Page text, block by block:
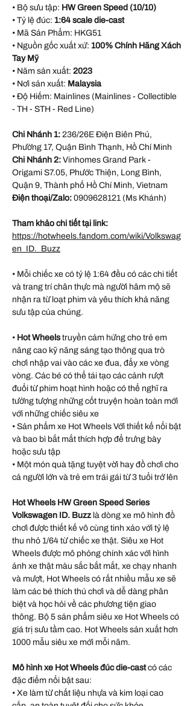
• Bộ sưu tập: HW Green Speed (10/10)
• Tỷ lệ đúc: 1:64 scale die-cast
• Mã Sản Phẩm: HKG51
• Nguồn gốc xuất xứ: 100% Chính Hãng Xách
Tay Mỹ
• Năm sản xuất: 2023
• Nơi sản xuất: Malaysia
• Độ Hiếm: Mainlines (Mainlines - Collectible
- TH - STH - Red Line)
Chi Nhánh 1: 236/26E Điện Biên Phủ,
Phường 17, Quận Bình Thạnh, Hồ Chí Minh
Chi Nhánh 2: Vinhomes Grand Park -
Origami S7.05, Phước Thiện, Long Bình,
Quận 9, Thành phố Hồ Chí Minh, Vietnam
Điện thoại/Zalo: 0909628121 (Ms Khánh)
Tham khảo chi tiết tại link:
https://hotwheels.fandom.com/wiki/Volkswag
en_ID._Buzz
• Mỗi chiếc xe có tỷ lệ 1:64 đều có các chi tiết
và trang trí chân thực mà người hâm mộ sẽ
nhận ra từ loạt phim và yêu thích khả năng
sưu tập của chúng.
• Hot Wheelstruyền cảm hứng cho trẻ em
nâng cao kỹ năng sáng tạo thông qua trò
chơi nhập vai vào các xe đua, đẩy xe vòng
vòng. Các bé có thể tái tạo các cảnh rượt
đuổi từ phim hoạt hình hoặc có thể nghĩ ra
tưởng tượng những cốt truyện hoàn toàn mới
với những chiếc siêu xe
• Sản phẩm xe Hot Wheels Với thiết kế nổi bật
và bao bì bắt mắt thích hợp để trưng bày
hoặc sưu tập
• Một món quà tặng tuyệt vời hay đồ chơi cho
cả người lớn và trẻ em trái gái từ 3 tuổi trở lên
Hot Wheels HW Green Speed Series
Volkswagen ID. Buzz là dòng xe mô hình đồ
chơi được thiết kế vô cùng tinh xảo với tỷ lệ
thu nhỏ 1/64 từ chiếc xe thật. Siêu xe Hot
Wheels được mô phỏng chính xác với hình
ảnh xe thật màu sắc bắt mắt, xe chạy nhanh
và mượt, Hot Wheels có rất nhiều mẫu xe sẽ
làm các bé thích thú chơi và dễ dàng phân
biệt và học hỏi về các phương tiện giao
thông. Bộ 5 sản phẩm siêu xe Hot Wheels có
giá trị sưu tầm cao. Hot Wheels sản xuất hơn
1000 mẫu siêu xe mới mỗi năm.
Mô hình xe Hot Wheels đúc die-castcó các
đặc điểm nổi bật sau:
• Xe làm từ chất liệu nhựa và kim loại cao